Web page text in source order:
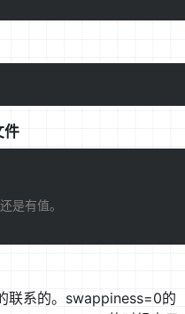
件
是有值。
联系的。swappiness=0的